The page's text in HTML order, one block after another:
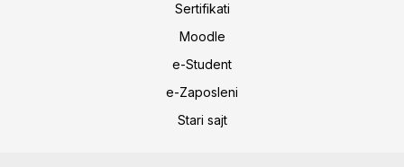
Sertifikati
Moodle
e-Student
e-Zaposleni
Stari sajt